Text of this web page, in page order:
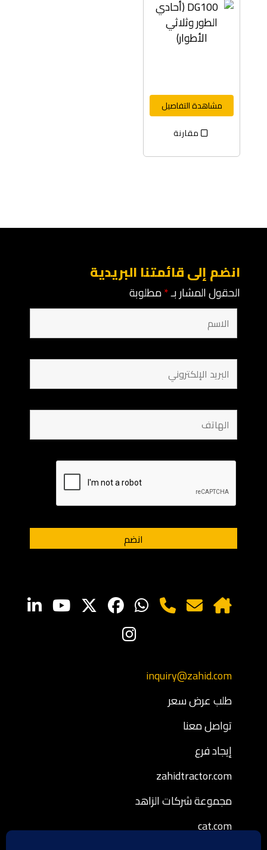
مشاهدة التفاصيل
مقارنة
انضم إلى قائمتنا البريدية
الحقول المشار بـ*مطلوبة
inquiry@zahid.com
طلب عرض سعر
تواصل معنا
إيجاد فرع
zahidtractor.com
مجموعة شركات الزاهد
cat.com